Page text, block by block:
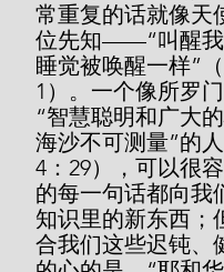
常重复的话就像天
位先知——“叫醒我
睡觉被唤醒一样”（
1）。一个像所罗
“智慧聪明和广大
海沙不可测量”的
4：29），可以很
的每一句话都向我
知识里的新东西；
合我们这些迟钝、